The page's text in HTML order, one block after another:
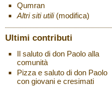
Qumran
Altri siti utili (modifica)
Ultimi contributi
Il saluto di don Paolo alla
comunità
Pizza e saluto di don Paolo
con giovani e cresimati